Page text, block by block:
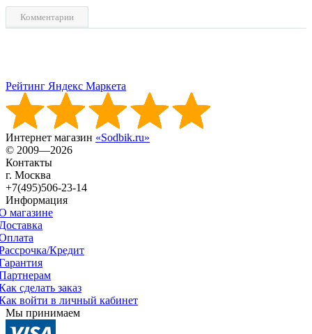
Комментарии
Рейтинг Яндекс Маркета
Интернет магазин «Sodbik.ru»
© 2009—2026
Контакты
г. Москва
+7(495)506-23-14
Информация
магазине
Кредит
сделать заказ
войти в личный кабинет
Мы принимаем